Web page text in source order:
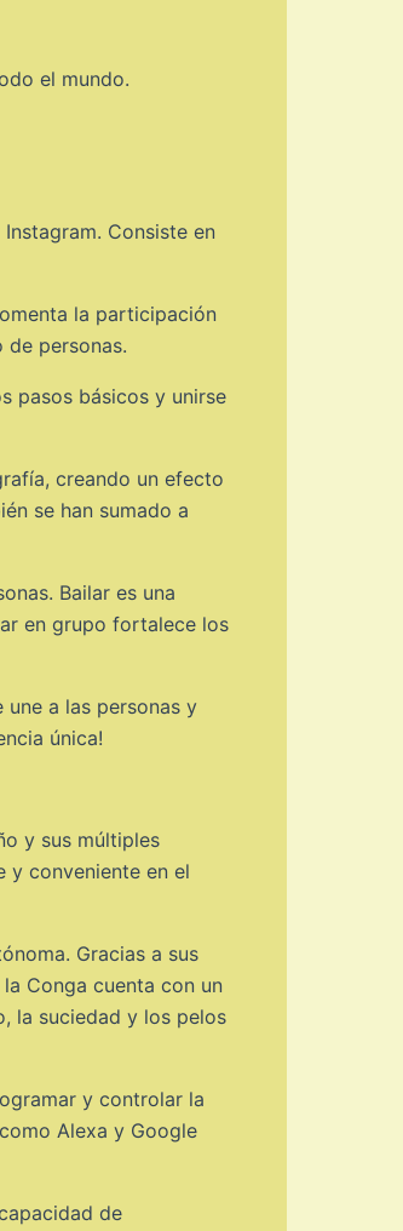
el mundo.
Consiste en
la participación
personas.
pasos básicos y unirse
creando un efecto
se han sumado a
Bailar es una
en grupo fortalece los
a las personas y
única!
y sus múltiples
y conveniente en el
Gracias a sus
Conga cuenta con un
la suciedad y los pelos
y controlar la
Alexa y Google
de